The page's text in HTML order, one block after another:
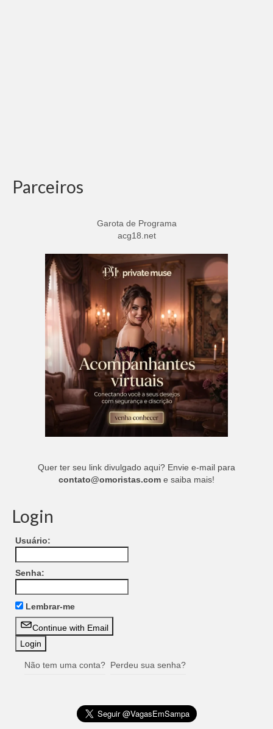
Parceiros
Garota de Programa
acg18.net
Quer ter seu link divulgado aqui? Envie e-mail para
contato@omoristas.com e saiba mais!
Login
Usuário:
Senha:
Lembrar-me
Continue with Email
Não tem uma conta? Perdeu sua senha?